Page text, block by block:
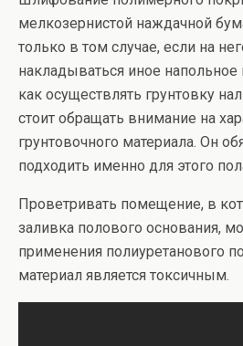
мелкозернистой наждачной
только в том случае, если на
накладываться иное
как осуществлять грунтовку
стоит обращать внимание на
грунтовочного материала. Он
подходить именно для этого
Проветривать помещение, в
заливка полового основания,
применения полиуретанового
материал является токсичным.